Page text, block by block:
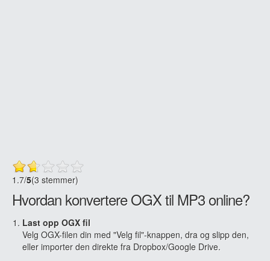
1.7/5(3 stemmer)
Hvordan konvertere OGX til MP3 online?
Last opp OGX fil
Velg OGX-filen din med "Velg fil"-knappen, dra og slipp den,
eller importer den direkte fra Dropbox/Google Drive.